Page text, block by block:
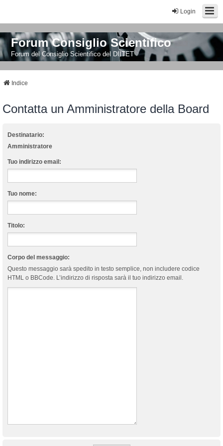
Login
Forum Consiglio Scientifico
Forum del Consiglio Scientifico del DIITET
Indice
Contatta un Amministratore della Board
Destinatario:
Amministratore
Tuo indirizzo email:
Tuo nome:
Titolo:
Corpo del messaggio:
Questo messaggio sarà spedito in testo semplice, non includere codice
HTML o BBCode. L’indirizzo di risposta sarà il tuo indirizzo email.